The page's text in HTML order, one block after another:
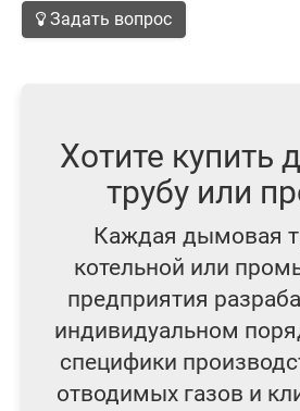
Задать вопрос
Хотите
трубу или
Каждая дымовая
котельной или
предприятия
индивидуальном
специфики
отводимых газов и